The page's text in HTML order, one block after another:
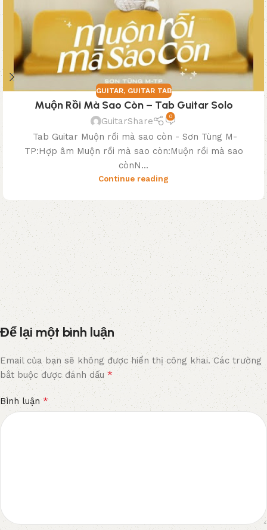
GUITAR, GUITAR TAB
Muộn Rồi Mà Sao Còn – Tab Guitar Solo
GuitarShare 0
Tab Guitar Muộn rồi mà sao còn - Sơn Tùng M-
TP:Hợp âm Muộn rồi mà sao còn:Muộn rồi mà sao
cònN...
Continue reading
Để lại một bình luận
Email của bạn sẽ không được hiển thị công khai. Các trường
bắt buộc được đánh dấu *
Bình luận *